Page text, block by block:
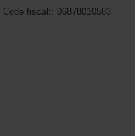
Code fiscal:: 06878010583